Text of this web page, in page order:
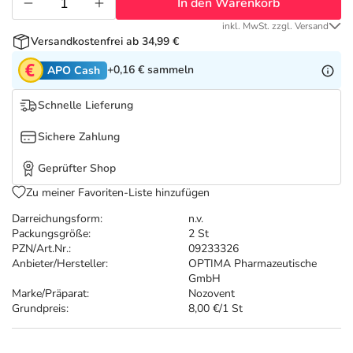
Tierapotheke
Vitamine & Mineralstoffe
Marken
Salus Deals
Darreichungsform:
n.v.
Packungsgröße:
2 St
PZN/Art.Nr.:
09233326
Anbieter/Hersteller:
OPTIMA Pharmazeutische
GmbH
Marke/Präparat:
Nozovent
Grundpreis:
8,00 €/1 St
inkl. MwSt. zzgl. Versand
Versandkostenfrei ab 34,99 €
APO Cash +0,16 € sammeln
Schnelle Lieferung
Sichere Zahlung
Geprüfter Shop
Zu meiner Favoriten-Liste hinzufügen